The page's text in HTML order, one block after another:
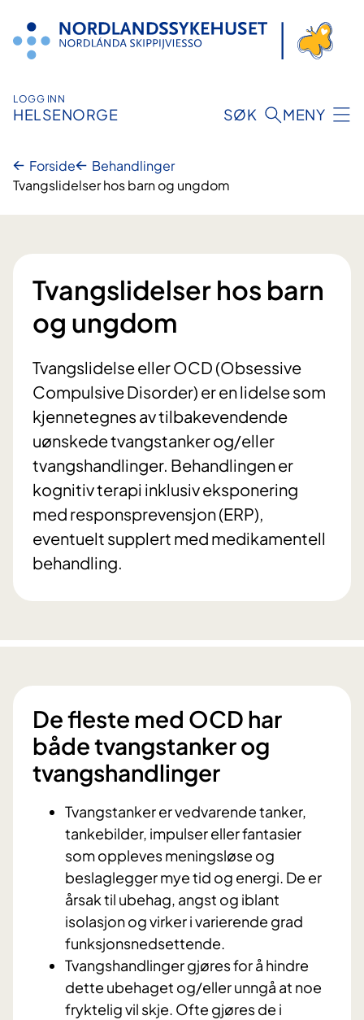
innhold
LOGG INN
HELSENORGE SØK MENY
Forside
Behandlinger
Tvangslidelser hos barn og ungdom
Tvangslidelser hos barn
og ungdom
Tvangslidelse eller OCD (Obsessive
Compulsive Disorder) er en lidelse som
kjennetegnes av tilbakevendende
uønskede tvangstanker og/eller
tvangshandlinger. Behandlingen er
kognitiv terapi inklusiv eksponering
med responsprevensjon (ERP),
eventuelt supplert med medikamentell
behandling.
De fleste med OCD har
både tvangstanker og
tvangshandlinger
Tvangstanker er vedvarende tanker,
tankebilder, impulser eller fantasier
som oppleves meningsløse og
beslaglegger mye tid og energi. De er
årsak til ubehag, angst og iblant
isolasjon og virker i varierende grad
funksjonsnedsettende.
Tvangshandlinger gjøres for å hindre
dette ubehaget og/eller unngå at noe
fryktelig vil skje. Ofte gjøres de i